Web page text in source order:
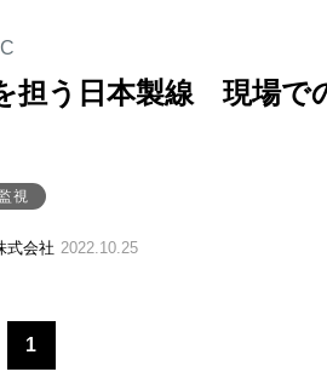
担う日本製線 現場で
視
式会社 2022.10.25
1